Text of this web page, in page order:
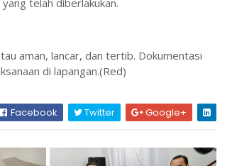
telah diberlakukan.
aman, lancar, dan tertib. Dokumentasi
di lapangan.(Red)
Facebook Twitter Google+